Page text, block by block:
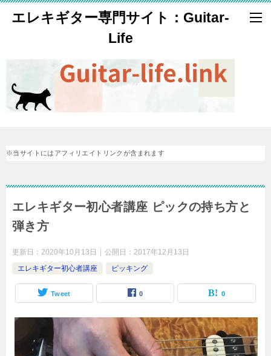
エレキギター専門サイト：Guitar-
Life
※当サイトにはアフィリエイトリンクが含まれます
エレキギター初心者講座 ピックの持ち方と
弾き方
更新日： 2020年10月13日 公開日： 2017年12月13日
エレキギター初心者講座
ピッキング
Tweet 0 0